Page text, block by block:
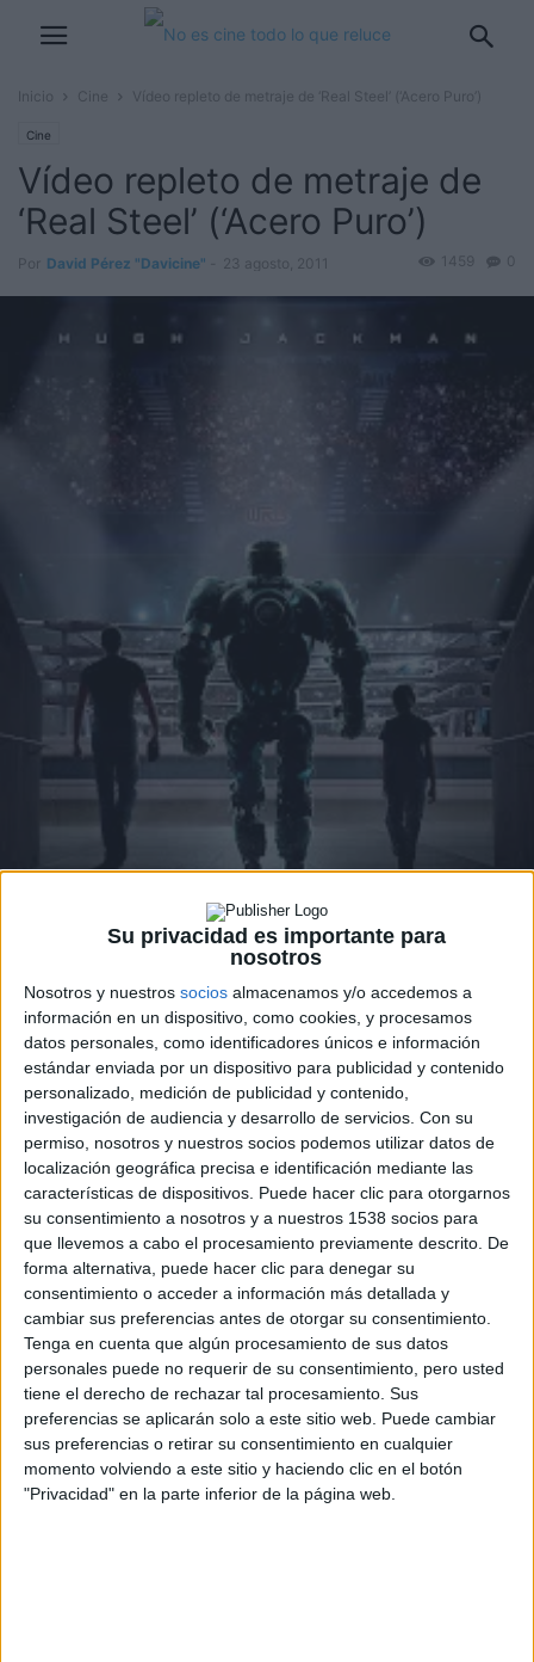
Su privacidad es importante para
nosotros
Nosotros y nuestros socios almacenamos y/o accedemos a
información en un dispositivo, como cookies, y procesamos
datos personales, como identificadores únicos e información
estándar enviada por un dispositivo para publicidad y contenido
personalizado, medición de publicidad y contenido,
investigación de audiencia y desarrollo de servicios. Con su
permiso, nosotros y nuestros socios podemos utilizar datos de
localización geográfica precisa e identificación mediante las
características de dispositivos. Puede hacer clic para otorgarnos
su consentimiento a nosotros y a nuestros 1538 socios para
que llevemos a cabo el procesamiento previamente descrito. De
forma alternativa, puede hacer clic para denegar su
consentimiento o acceder a información más detallada y
cambiar sus preferencias antes de otorgar su consentimiento.
Tenga en cuenta que algún procesamiento de sus datos
personales puede no requerir de su consentimiento, pero usted
tiene el derecho de rechazar tal procesamiento. Sus
preferencias se aplicarán solo a este sitio web. Puede cambiar
sus preferencias o retirar su consentimiento en cualquier
momento volviendo a este sitio y haciendo clic en el botón
"Privacidad" en la parte inferior de la página web.
Inicio Cine Vídeo repleto de metraje de ‘Real Steel’ (‘Acero Puro’)
Cine
Vídeo repleto de metraje de
‘Real Steel’ (‘Acero Puro’)
Por David Pérez "Davicine" 23 agosto, 2011 0
1459
DreamWorks Picturesha desvelado nuevas imágenes de
Acero puro(Real Steel) a través de un nuevo vídeo. La
película está dirigida porLevy Shawny cuenta con las
estrellas HughJackman, Evangeline Lilly, Dakota Goyo,
Anthony Mackie yKevin Durand.
Acero puro(Real Steel) está previsto que llegue a los
cines norteamericanos el 7 de cotubre, y llegará el 2 de
diciembre a los cines españoles de la mano de Walt Disney
Pictures.